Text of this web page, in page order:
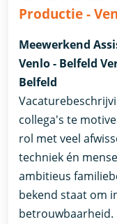
Productie -
Meewerkend
Venlo - Belfeld
Belfeld
collega's te
rol met veel
techniek én
ambitieus
bekend staat om
betrouwbaarheid.